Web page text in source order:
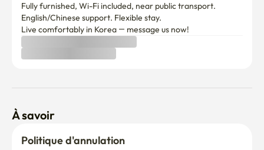
🛏️ Chambre à coucher
un lit queen size
un canapé pour deux personnes
une télévision de 32 pouces
une table de réunion
Fully furnished, Wi-Fi included, near public transport.
English/Chinese support. Flexible stay.
Live comfortably in Korea — message us now!
À savoir
Politique d'annulation
S'il n'est pas confirmé sous 24 heures, vous serez